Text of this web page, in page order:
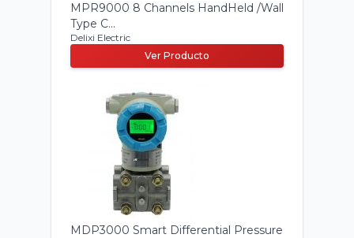
MPR9000 8 Channels HandHeld /Wall
Type C...
Delixi Electric
Ver Producto
MDP3000 Smart Differential Pressure